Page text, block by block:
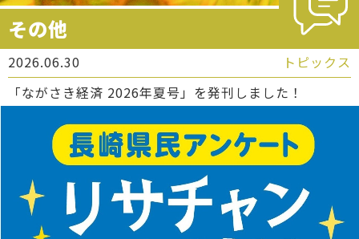
その他
2026.06.30
トピックス
「ながさき経済 2026年夏号」を発刊しました！